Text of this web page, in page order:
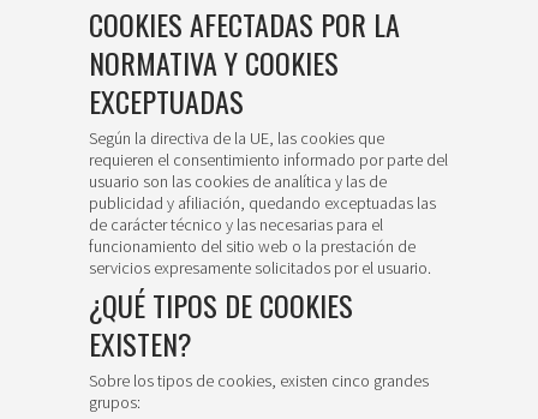
COOKIES AFECTADAS POR LA
NORMATIVA Y COOKIES
EXCEPTUADAS
Según la directiva de la UE, las cookies que
requieren el consentimiento informado por parte del
usuario son las cookies de analítica y las de
publicidad y afiliación, quedando exceptuadas las
de carácter técnico y las necesarias para el
funcionamiento del sitio web o la prestación de
servicios expresamente solicitados por el usuario.
¿QUÉ TIPOS DE COOKIES
EXISTEN?
Sobre los tipos de cookies, existen cinco grandes
grupos: